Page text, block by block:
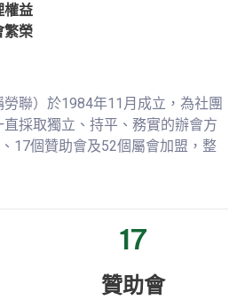
權益
繁榮
聯）於1984年11月成立，為社團
採取獨立、持平、務實的辦會方
17個贊助會及52個屬會加盟，整
17
贊助會